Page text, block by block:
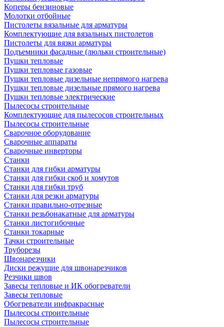
Коперы бензиновые
Молотки отбойные
Пистолеты вязальные для арматуры
Комплектующие для вязальных пистолетов
Пистолеты для вязки арматуры
Подъемники фасадные (люльки строительные)
Пушки тепловые
Пушки тепловые газовые
Пушки тепловые дизельные непрямого нагрева
Пушки тепловые дизельные прямого нагрева
Пушки тепловые электрические
Пылесосы строительные
Комплектующие для пылесосов строительных
Пылесосы строительные
Сварочное оборудование
Сварочные аппараты
Сварочные инверторы
Станки
Станки для гибки арматуры
Станки для гибки скоб и хомутов
Станки для гибки труб
Станки для резки арматуры
Станки правильно-отрезные
Станки резьбонакатные для арматуры
Станки листогибочные
Станки токарные
Тачки строительные
Труборезы
Швонарезчики
Диски режущие для швонарезчиков
Резчики швов
Завесы тепловые и ИК обогреватели
Завесы тепловые
Обогреватели инфракрасные
Пылесосы строительные
Пылесосы строительные